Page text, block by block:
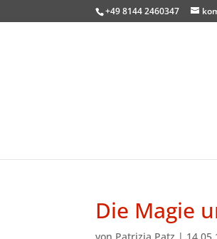
+49 8144 2460347
Die Magie